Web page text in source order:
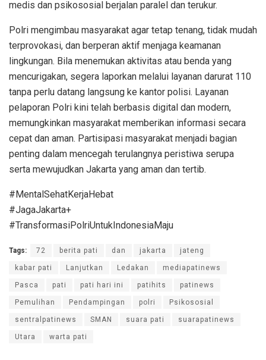
medis dan psikososial berjalan paralel dan terukur.
Polri mengimbau masyarakat agar tetap tenang, tidak mudah
terprovokasi, dan berperan aktif menjaga keamanan
lingkungan. Bila menemukan aktivitas atau benda yang
mencurigakan, segera laporkan melalui layanan darurat 110
tanpa perlu datang langsung ke kantor polisi. Layanan
pelaporan Polri kini telah berbasis digital dan modern,
memungkinkan masyarakat memberikan informasi secara
cepat dan aman. Partisipasi masyarakat menjadi bagian
penting dalam mencegah terulangnya peristiwa serupa
serta mewujudkan Jakarta yang aman dan tertib.
#MentalSehatKerjaHebat
#JagaJakarta+
#TransformasiPolriUntukIndonesiaMaju
Tags: 72 berita pati dan jakarta jateng
kabar pati Lanjutkan Ledakan mediapatinews
Pasca pati pati hari ini patihits patinews
Pemulihan Pendampingan polri Psikososial
sentralpatinews SMAN suara pati suarapatinews
Utara warta pati